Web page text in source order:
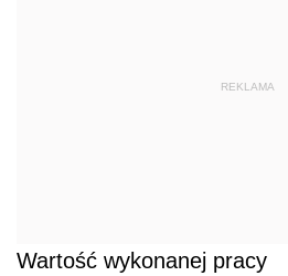
REKLAMA
Wartość wykonanej pracy